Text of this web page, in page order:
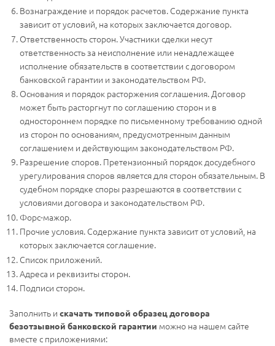
Вознаграждение и порядок расчетов. Содержание пункта
зависит от условий, на которых заключается договор.
Ответственность сторон. Участники сделки несут
ответственность за неисполнение или ненадлежащее
исполнение обязательств в соответствии с договором
банковской гарантии и законодательством РФ.
Основания и порядок расторжения соглашения. Договор
может быть расторгнут по соглашению сторон и в
одностороннем порядке по письменному требованию одной
из сторон по основаниям, предусмотренным данным
соглашением и действующим законодательством РФ.
Разрешение споров. Претензионный порядок досудебного
урегулирования споров является для сторон обязательным. В
судебном порядке споры разрешаются в соответствии с
условиями договора и законодательством РФ.
Форс-мажор.
Прочие условия. Содержание пункта зависит от условий, на
которых заключается соглашение.
Список приложений.
Адреса и реквизиты сторон.
Подписи сторон.
Заполнить и скачать типовой образец договора
безотзывной банковской гарантии можно на нашем сайте
вместе с приложениями: